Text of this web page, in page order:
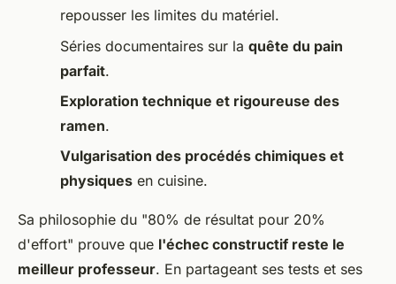
repousser les limites du matériel.
Séries documentaires sur la quête du pain
parfait.
Exploration technique et rigoureuse des
ramen.
Vulgarisation des procédés chimiques et
physiques en cuisine.
Sa philosophie du "80% de résultat pour 20%
d'effort" prouve que l'échec constructif reste le
meilleur professeur. En partageant ses tests et ses